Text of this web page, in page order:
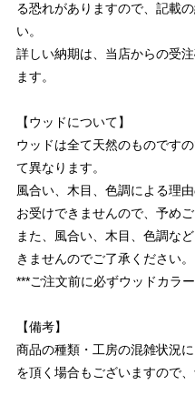
る恐れがありますので、記載
い。
詳しい納期は、当店からの受
ます。
【ウッドについて】
ウッドは全て天然のものです
て異なります。
風合い、木目、色調による理
お受けできませんので、予めご
また、風合い、木目、色調な
きませんのでご了承ください。
***ご注文前に必ずウッドカラ
【備考】
商品の種類・工房の混雑状況
を頂く場合もございますので